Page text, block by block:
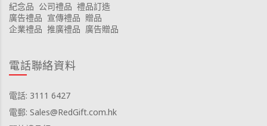
紀念品 公司禮品 禮品訂造
廣告禮品 宣傳禮品 贈品
企業禮品 推廣禮品 廣告贈品
電話聯絡資料
電話: 3111 6427
電郵: Sales@RedGift.com.hk